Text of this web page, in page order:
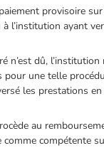
provisoire
l’institution ayant
n’est dû, l’institution
pour une telle
les prestations en
au
compétente